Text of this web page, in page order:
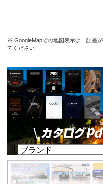
※ GoogleMapでの地図表示は、誤差
てください